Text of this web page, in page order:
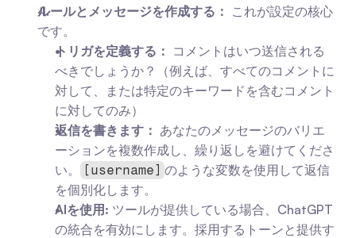
ルールとメッセージを作成する： これが設定の核心
です。
トリガを定義する： コメントはいつ送信される
べきでしょうか？（例えば、すべてのコメントに
対して、または特定のキーワードを含むコメント
に対してのみ）
返信を書きます： あなたのメッセージのバリエ
ーションを複数作成し、繰り返しを避けてくださ
い。
[username] のような変数を使用して返信
を個別化します。
AIを使用: ツールが提供している場合、ChatGPT
の統合を有効にします。採用するトーンと提供す